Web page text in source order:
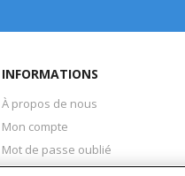
INFORMATIONS
À propos de nous
Mon compte
Mot de passe oublié
Mentions légales